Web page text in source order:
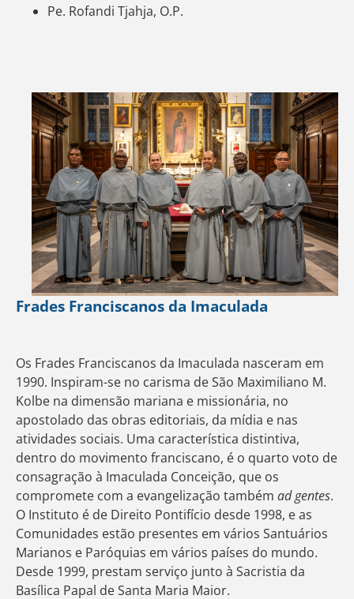
Pe. Rofandi Tjahja, O.P.
Frades Franciscanos da Imaculada
Os Frades Franciscanos da Imaculada nasceram em
1990. Inspiram-se no carisma de São Maximiliano M.
Kolbe na dimensão mariana e missionária, no
apostolado das obras editoriais, da mídia e nas
atividades sociais. Uma característica distintiva,
dentro do movimento franciscano, é o quarto voto de
consagração à Imaculada Conceição, que os
compromete com a evangelização também ad gentes.
O Instituto é de Direito Pontifício desde 1998, e as
Comunidades estão presentes em vários Santuários
Marianos e Paróquias em vários países do mundo.
Desde 1999, prestam serviço junto à Sacristia da
Basílica Papal de Santa Maria Maior.